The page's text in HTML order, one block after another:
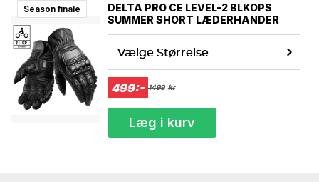
Season finale
DELTA PRO CE LEVEL-2 BLKOPS
SUMMER SHORT LÆDERHANDER
Vælge Størrelse
499:- 1499 kr
Læg i kurv